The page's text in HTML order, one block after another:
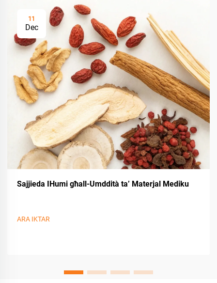
11
Dec
Sajjieda IHumi għall-Umddità ta’ Materjal Mediku
ARA IKTAR